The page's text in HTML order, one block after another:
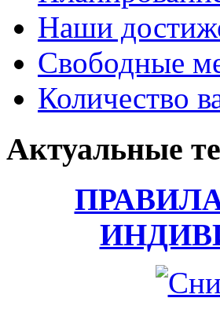
Наши
Свободные
Количество
Актуальные